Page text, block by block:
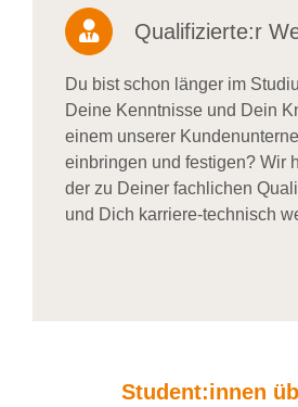
Qualifizierte:r
Du bist schon länger im
Deine Kenntnisse und Dein
einem unserer
einbringen und festigen? Wir
der zu Deiner fachlichen
und Dich karriere-technisch
Student:innen